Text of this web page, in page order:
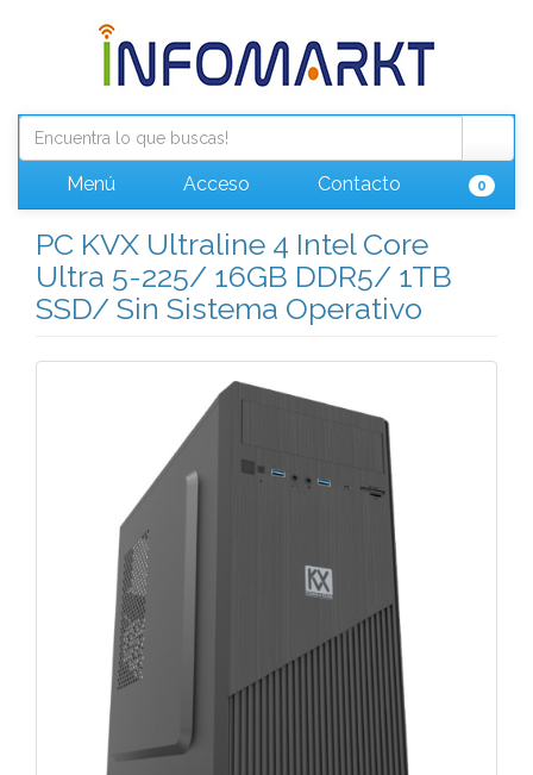
Menú Acceso Contacto 0
PC KVX Ultraline 4 Intel Core
Ultra 5-225/ 16GB DDR5/ 1TB
SSD/ Sin Sistema Operativo